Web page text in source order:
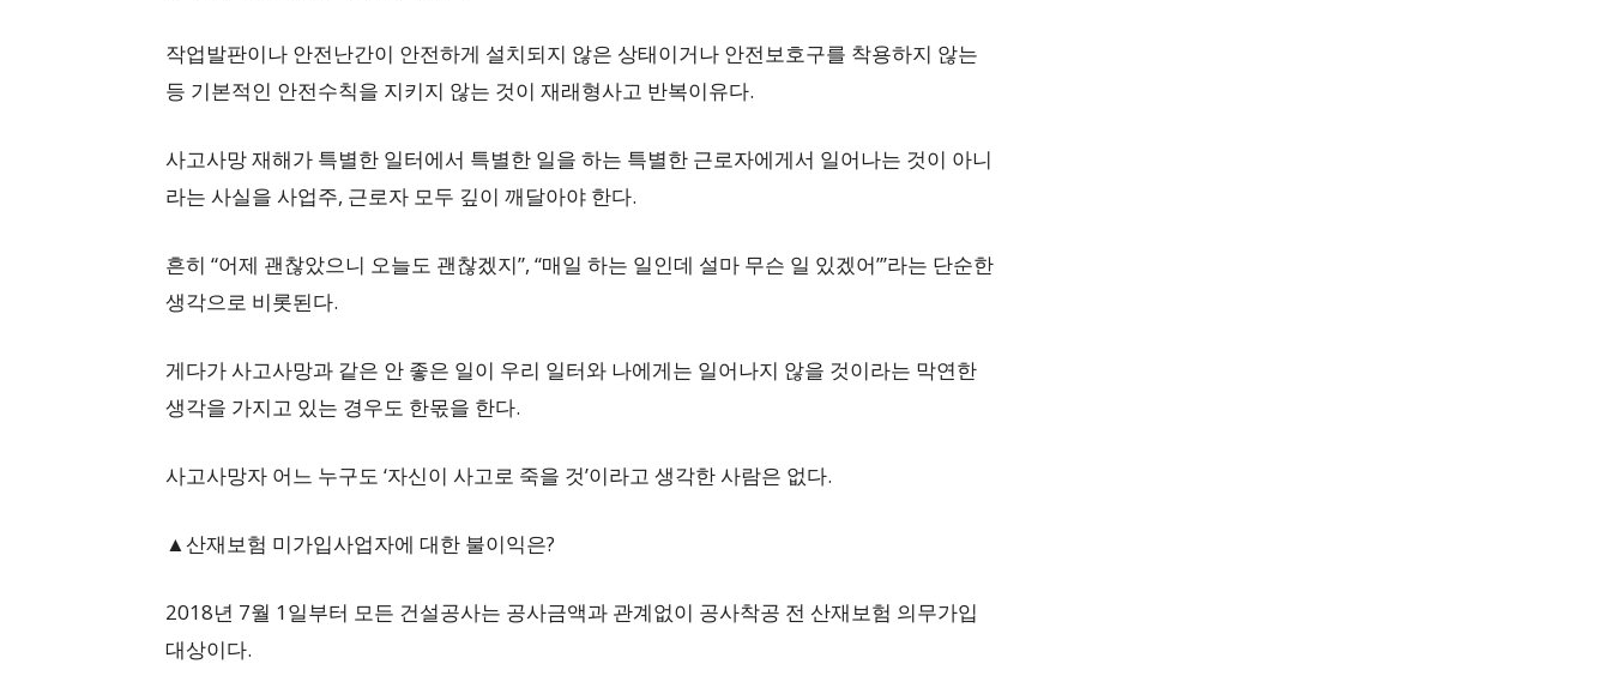
작업발판이나 안전난간이 안전하게 설치되지 않은 상태이거나 안전보호구를 착용하지 않는
등 기본적인 안전수칙을 지키지 않는 것이 재래형사고 반복이유다.
사고사망 재해가 특별한 일터에서 특별한 일을 하는 특별한 근로자에게서 일어나는 것이 아니
라는 사실을 사업주, 근로자 모두 깊이 깨달아야 한다.
흔히 “어제 괜찮았으니 오늘도 괜찮겠지”, “매일 하는 일인데 설마 무슨 일 있겠어”’라는 단순한
생각으로 비롯된다.
게다가 사고사망과 같은 안 좋은 일이 우리 일터와 나에게는 일어나지 않을 것이라는 막연한
생각을 가지고 있는 경우도 한몫을 한다.
사고사망자 어느 누구도 ‘자신이 사고로 죽을 것’이라고 생각한 사람은 없다.
▲산재보험 미가입사업자에 대한 불이익은?
2018년 7월 1일부터 모든 건설공사는 공사금액과 관계없이 공사착공 전 산재보험 의무가입
대상이다.